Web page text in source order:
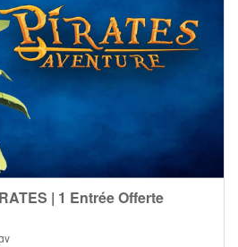
| 1 Entrée Offerte